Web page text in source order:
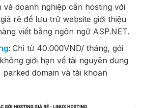
và doanh nghiệp cần hosting với
rẻ để lưu trữ website giới thiệu
viết bằng ngôn ngữ ASP.NET.
: Chỉ từ 40.000VND/ tháng, gói
giới hạn về tài nguyên dung
parked domain và tài khoản